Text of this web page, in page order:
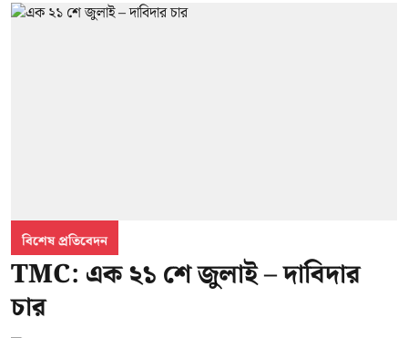
বিশেষ প্রতিবেদন
TMC: এক ২১ শে জুলাই – দাবিদার
চার